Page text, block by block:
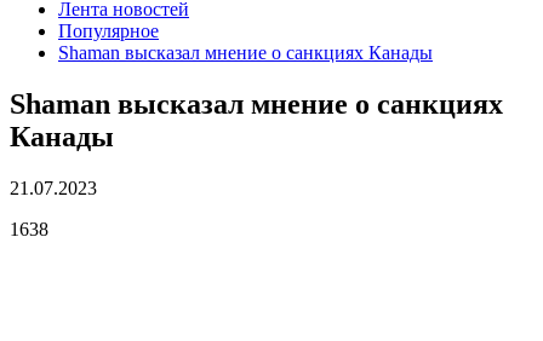
Лента новостей
Популярное
Shaman высказал мнение о санкциях Канады
Shaman высказал мнение о санкциях
Канады
21.07.2023
1638